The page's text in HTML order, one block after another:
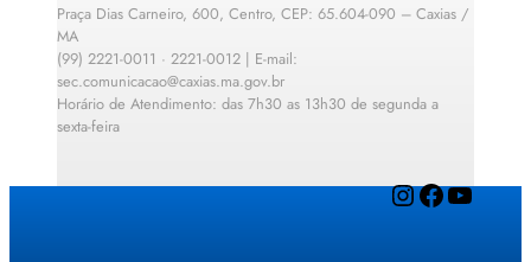
Praça Dias Carneiro, 600, Centro, CEP: 65.604-090 – Caxias /
MA
(99) 2221-0011 · 2221-0012 | E-mail:
sec.comunicacao@caxias.ma.gov.br
Horário de Atendimento: das 7h30 as 13h30 de segunda a
sexta-feira
InstagramFacebook YouTube